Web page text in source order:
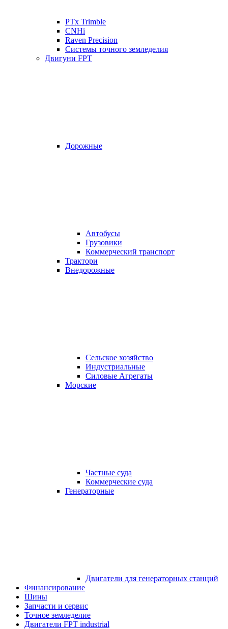
PTx Trimble
CNHi
Raven Precision
Системы точного земледелия
Двигуни FPT
Дорожные
Автобусы
Грузовики
Коммерческий транспорт
Трактори
Внедорожные
Сельское хозяйство
Индустриальные
Силовые Агрегаты
Морские
Частные суда
Коммерческие суда
Генераторные
Двигатели для генераторных станций
Финансирование
Шины
Запчасти и сервис
Точное земледелие
Двигатели FPT industrial